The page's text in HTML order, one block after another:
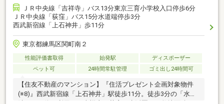
ＪＲ中央線「吉祥寺」バス13分東京三育小学校入口停歩6分
ＪＲ中央線「荻窪」バス15分水道端停歩3分
西武新宿線「上石神井」歩11分
東京都練馬区関町南２
性能評価書取得 始発駅
ディスポーザー
ペット可
24時間常駐管理 ゴミ出し24時間可
【住友不動産のマンション】『住活プレゼント企画対象物件
(※8)』西武新宿線「上石神井」駅徒歩11分。徒歩3分の「水道